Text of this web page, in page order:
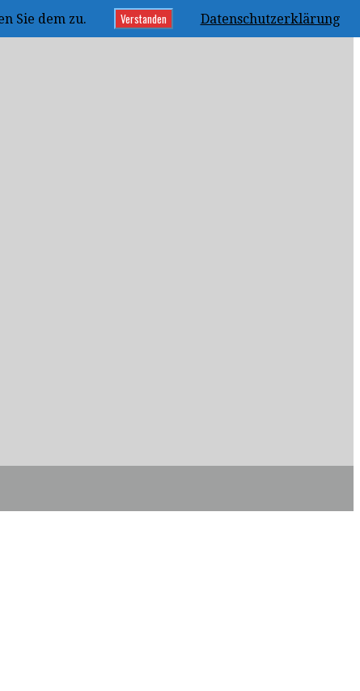
Sie dem zu. Verstanden Datenschutzerklärung